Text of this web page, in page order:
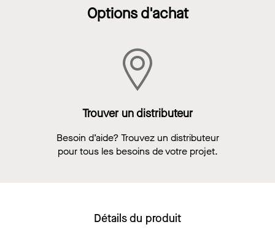
Options d'achat
Trouver un distributeur
Besoin d’aide? Trouvez un distributeur
pour tous les besoins de votre projet.
Détails du produit